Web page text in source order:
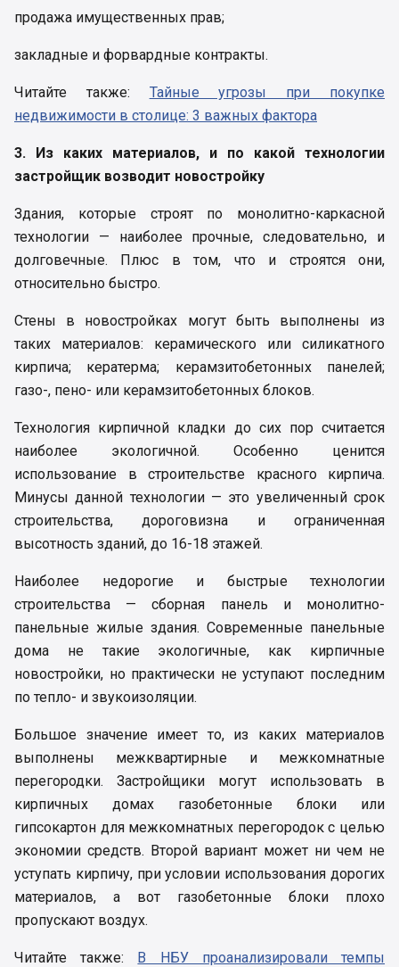
продажа имущественных прав;
закладные и форвардные контракты.
Читайте также: Тайные угрозы при покупке
недвижимости в столице: 3 важных фактора
3. Из каких материалов, и по какой технологии
застройщик возводит новостройку
Здания, которые строят по монолитно-каркасной
технологии — наиболее прочные, следовательно, и
долговечные. Плюс в том, что и строятся они,
относительно быстро.
Стены в новостройках могут быть выполнены из
таких материалов: керамического или силикатного
кирпича; кератерма; керамзитобетонных панелей;
газо-, пено- или керамзитобетонных блоков.
Технология кирпичной кладки до сих пор считается
наиболее экологичной. Особенно ценится
использование в строительстве красного кирпича.
Минусы данной технологии — это увеличенный срок
строительства, дороговизна и ограниченная
высотность зданий, до 16-18 этажей.
Наиболее недорогие и быстрые технологии
строительства — сборная панель и монолитно-
панельные жилые здания. Современные панельные
дома не такие экологичные, как кирпичные
новостройки, но практически не уступают последним
по тепло- и звукоизоляции.
Большое значение имеет то, из каких материалов
выполнены межквартирные и межкомнатные
перегородки. Застройщики могут использовать в
кирпичных домах газобетонные блоки или
гипсокартон для межкомнатных перегородок с целью
экономии средств. Второй вариант может ни чем не
уступать кирпичу, при условии использования дорогих
материалов, а вот газобетонные блоки плохо
пропускают воздух.
Читайте также: В НБУ проанализировали темпы